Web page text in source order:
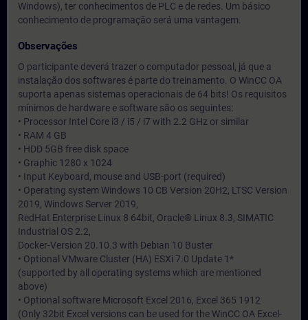
Windows), ter conhecimentos de PLC e de redes. Um básico
conhecimento de programação será uma vantagem.
Observações
O participante deverá trazer o computador pessoal, já que a
instalação dos softwares é parte do treinamento. O WinCC OA
suporta apenas sistemas operacionais de 64 bits! Os requisitos
mínimos de hardware e software são os seguintes:
• Processor Intel Core i3 / i5 / i7 with 2.2 GHz or similar
• RAM 4 GB
• HDD 5GB free disk space
• Graphic 1280 x 1024
• Input Keyboard, mouse and USB-port (required)
• Operating system Windows 10 CB Version 20H2, LTSC Version
2019, Windows Server 2019,
RedHat Enterprise Linux 8 64bit, Oracle® Linux 8.3, SIMATIC
Industrial OS 2.2,
Docker-Version 20.10.3 with Debian 10 Buster
• Optional VMware Cluster (HA) ESXi 7.0 Update 1*
(supported by all operating systems which are mentioned
above)
• Optional software Microsoft Excel 2016, Excel 365 1912
(Only 32bit Excel versions can be used for the WinCC OA Excel-